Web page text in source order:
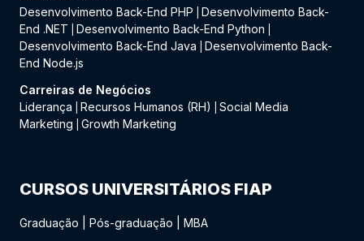
Desenvolvimento Back-End PHP
Desenvolvimento Back-
End .NET
Desenvolvimento Back-End Python
Desenvolvimento Back-End Java
Desenvolvimento Back-
End Node.js
Carreiras de Negócios
Liderança
Recursos Humanos (RH)
Social Media
Marketing
Growth Marketing
CURSOS UNIVERSITÁRIOS FIAP
Graduação Pós-graduação MBA